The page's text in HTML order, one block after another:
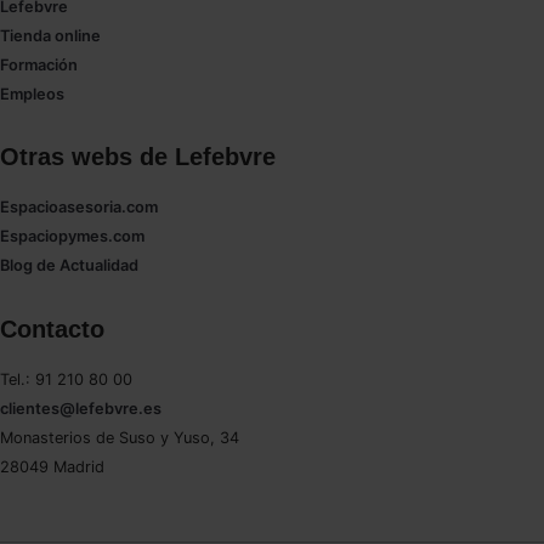
Lefebvre
Tienda online
Formación
Empleos
Otras webs de Lefebvre
Espacioasesoria.com
Espaciopymes.com
Blog de Actualidad
Contacto
Tel.: 91 210 80 00
clientes@lefebvre.es
Monasterios de Suso y Yuso, 34
28049 Madrid